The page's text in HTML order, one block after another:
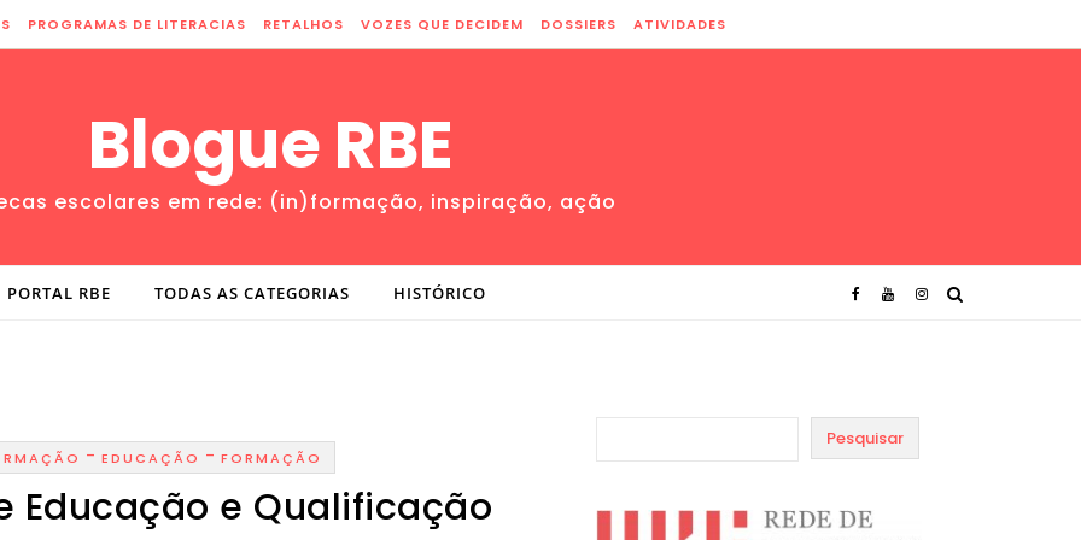
PROGRAMAS DE LITERACIAS RETALHOS VOZES QUE DECIDEM DOSSIERS ATIVIDADES
Blogue RBE
escolares em rede: (in)formação, inspiração, ação
PORTAL RBE TODAS AS CATEGORIAS HISTÓRICO
- EDUCAÇÃO - FORMAÇÃO
Educação e Qualificação
Pesquisar